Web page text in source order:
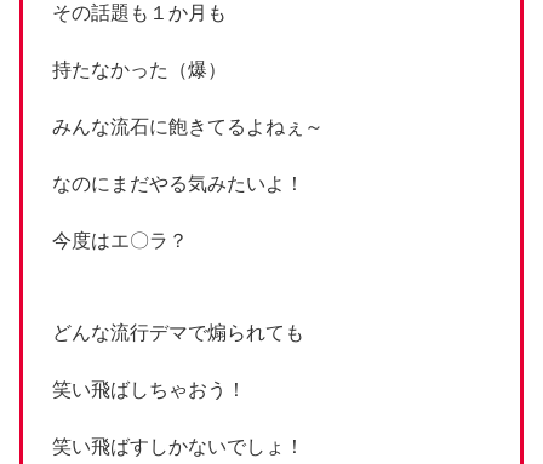
その話題も１か月も
持たなかった（爆）
みんな流石に飽きてるよねぇ～
なのにまだやる気みたいよ！
今度はエ〇ラ？
どんな流行デマで煽られても
笑い飛ばしちゃおう！
笑い飛ばすしかないでしょ！